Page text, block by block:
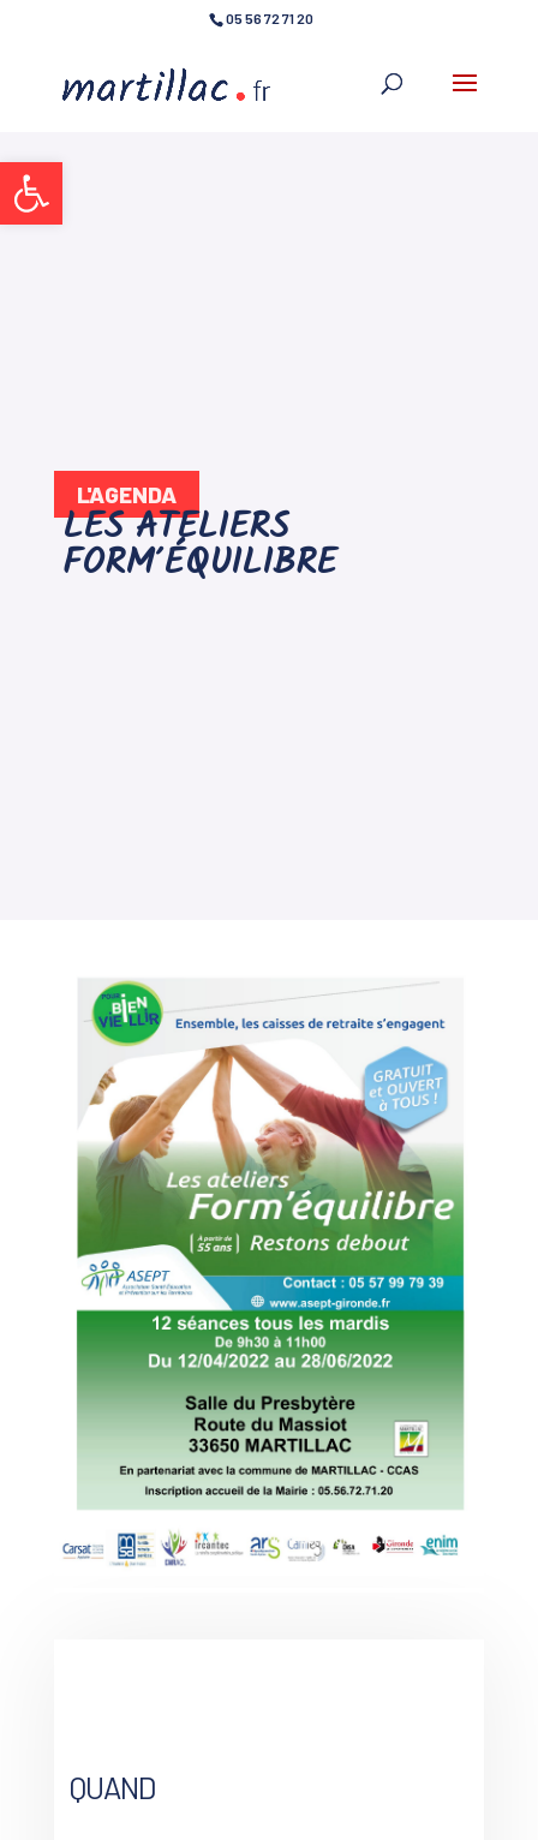
Ouvrir la barre d’outils
05 56 72 71 20
L'AGENDA
LES ATELIERS
FORM’ÉQUILIBRE
QUAND